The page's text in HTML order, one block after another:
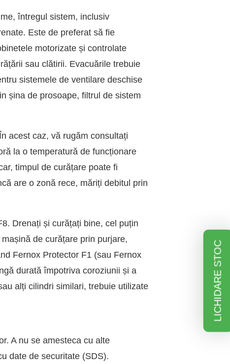
întregul sistem, inclusiv
Este de preferat să fie
motorizate și controlate
sau clătirii. Evacuările trebuie
sistemele de ventilare deschise
șina de prosoape, filtrul de sistem
acest caz, vă rugăm consultați
la o temperatură de funcționare
timpul de curățare poate fi
are o zonă rece, măriți debitul prin
Drenați și curățați bine, cel puțin
de curățare prin purjare,
Fernox Protector F1 (sau Fernox
durată împotriva coroziunii și a
alți cilindri similari, trebuie utilizate
A nu se amesteca cu alte
date de securitate (SDS).
LICHIDARE STOC